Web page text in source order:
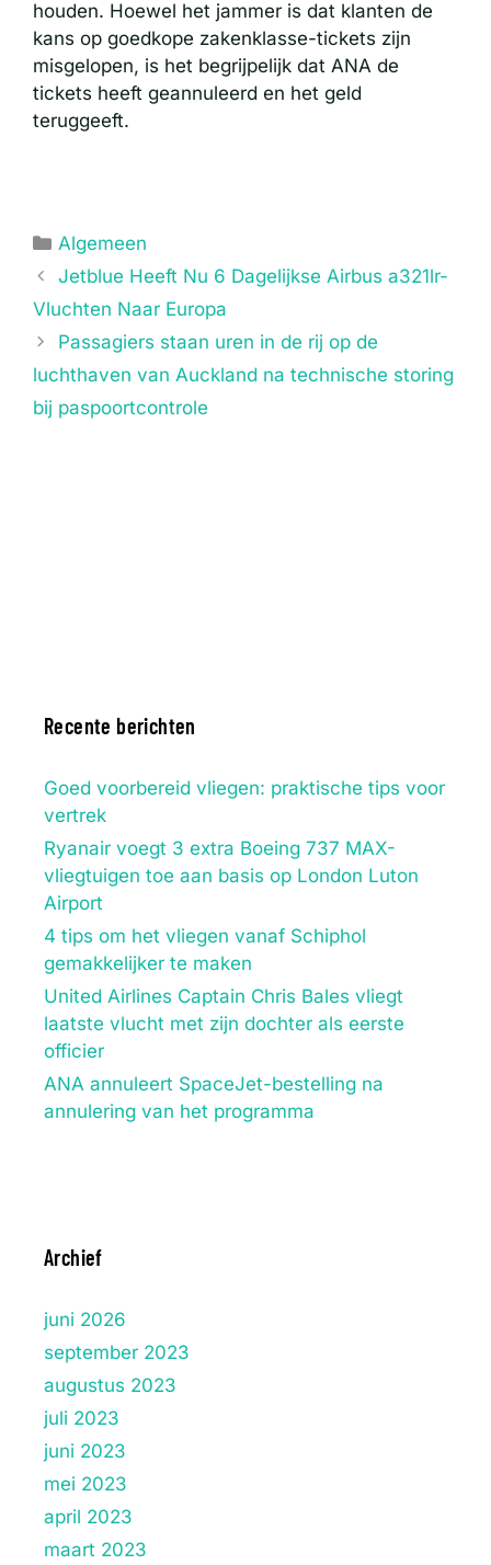
houden. Hoewel het jammer is dat klanten de
kans op goedkope zakenklasse-tickets zijn
misgelopen, is het begrijpelijk dat ANA de
tickets heeft geannuleerd en het geld
teruggeeft.
Categorieën
Algemeen
Jetblue Heeft Nu 6 Dagelijkse Airbus a321lr-
Vluchten Naar Europa
Passagiers staan ​​uren in de rij op de
luchthaven van Auckland na technische storing
bij paspoortcontrole
Recente berichten
Goed voorbereid vliegen: praktische tips voor
vertrek
Ryanair voegt 3 extra Boeing 737 MAX-
vliegtuigen toe aan basis op London Luton
Airport
4 tips om het vliegen vanaf Schiphol
gemakkelijker te maken
United Airlines Captain Chris Bales vliegt
laatste vlucht met zijn dochter als eerste
officier
ANA annuleert SpaceJet-bestelling na
annulering van het programma
Archief
juni 2026
september 2023
augustus 2023
juli 2023
juni 2023
mei 2023
april 2023
maart 2023